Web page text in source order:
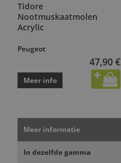
Tidore
Nootmuskaatmolen
Acrylic
Peugeot
47,90 €
Meer info
Meer informatie
In dezelfde gamma